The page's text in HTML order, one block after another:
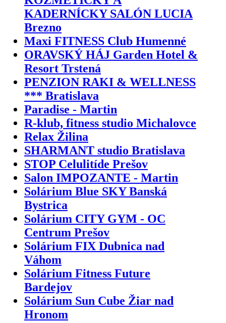
KADERNÍCKY SALÓN LUCIA
Brezno
Maxi FITNESS Club Humenné
ORAVSKÝ HÁJ Garden Hotel &
Resort Trstená
PENZION RAKI & WELLNESS
*** Bratislava
Paradise - Martin
R-klub, fitness studio Michalovce
Relax Žilina
SHARMANT studio Bratislava
STOP Celulitíde Prešov
Salon IMPOZANTE - Martin
Solárium Blue SKY Banská
Bystrica
Solárium CITY GYM - OC
Centrum Prešov
Solárium FIX Dubnica nad
Váhom
Solárium Fitness Future
Bardejov
Solárium Sun Cube Žiar nad
Hronom